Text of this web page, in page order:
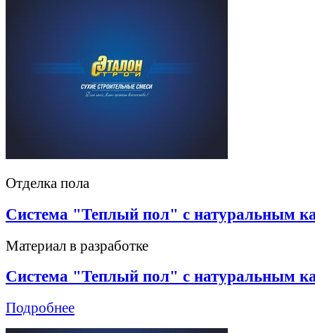
Отделка пола
Система "Теплый пол" с натуральным
Материал в разработке
Система "Теплый пол" с натуральным
Подробнее